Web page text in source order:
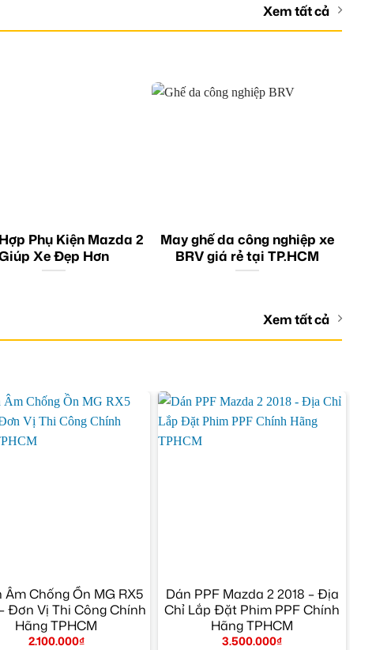
Xem tất cả
Phụ Kiện Mazda 2
Xe Đẹp Hơn
May ghế da công nghiệp xe
BRV giá rẻ tại TP.HCM
Xem tất cả
Âm Chống Ồn MG RX5
Đơn Vị Thi Công Chính
Hãng TPHCM
2.100.000₫
Dán PPF Mazda 2 2018 – Địa
Chỉ Lắp Đặt Phim PPF Chính
Hãng TPHCM
3.500.000₫